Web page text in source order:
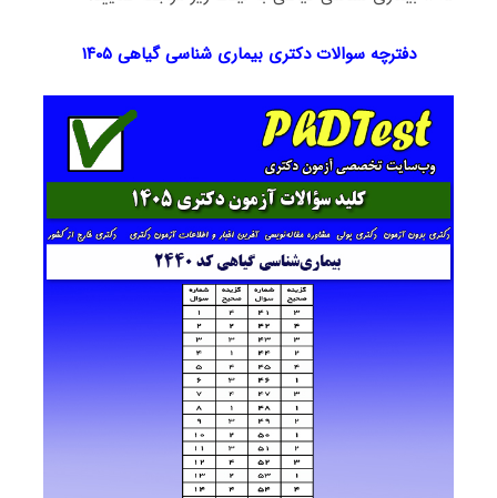
دفترچه سوالات دکتریبیماری شناسی گیاهی ۱۴۰۵